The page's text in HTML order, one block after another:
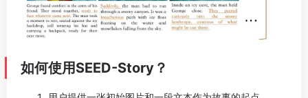
如何使用SEED-Story？